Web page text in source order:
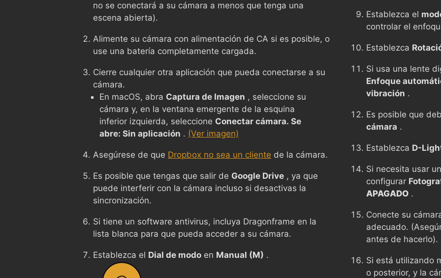
no se conectará a su cámara a menos que tenga una
escena abierta).
Alimente su cámara con alimentación de CA si es posible, o
use una batería completamente cargada.
Cierre cualquier otra aplicación que pueda conectarse a su
cámara.
En macOS, abra Captura de Imagen , seleccione su
cámara y, en la ventana emergente de la esquina
inferior izquierda, seleccione Conectar cámara. Se
abre: Sin aplicación . (Ver imagen)
Asegúrese de que Dropbox no sea un cliente de la cámara.
Es posible que tengas que salir de Google Drive , ya que
puede interferir con la cámara incluso si desactivas la
sincronización.
Si tiene un software antivirus, incluya Dragonframe en la
lista blanca para que pueda acceder a su cámara.
Establezca el Dial de modo en Manual (M) .
Establezca el
controlar el
Establezca
Si usa una lente
Enfoque
vibración .
Es posible que
cámara .
Establezca D-
Si necesita usar
configurar
APAGADO .
Conecte su
adecuado.
antes de hacerlo).
Si está utilizando
o posterior, y la